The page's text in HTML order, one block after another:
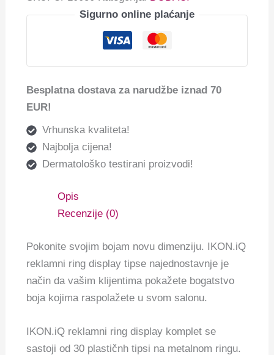
Sigurno online plaćanje
Besplatna dostava za narudžbe iznad 70
EUR!
Vrhunska kvaliteta!
Najbolja cijena!
Dermatološko testirani proizvodi!
Opis
Recenzije (0)
Pokonite svojim bojam novu dimenziju. IKON.iQ
reklamni ring display tipse najednostavnje je
način da vašim klijentima pokažete bogatstvo
boja kojima raspolažete u svom salonu.
IKON.iQ reklamni ring display komplet se
sastoji od 30 plastičnh tipsi na metalnom ringu.